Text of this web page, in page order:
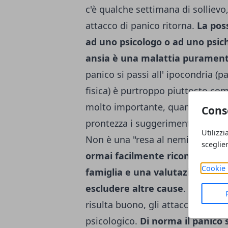
Cookie
c'è qualche settimana di
attacco di panico ritorna. La
ad uno psicologo o ad uno
ansia è una malattia
panico si passi all' ipocondria
fisica) è purtroppo piuttosto
molto impor­tante, quando
prontezza i sug­gerimenti del
Non è una "re­sa al nemico" ma
ormai facil­mente riconoscibili
famiglia e una valutazione
escludere altre cause.
risulta buono, gli attacchi di
psicologico. Di norma il panico